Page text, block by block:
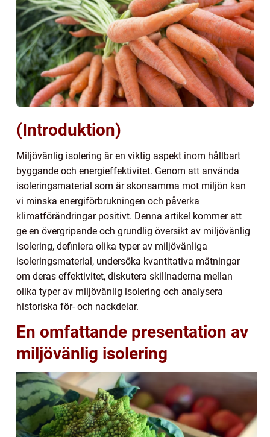
(Introduktion)
Miljövänlig isolering är en viktig aspekt inom hållbart
byggande och energieffektivitet. Genom att använda
isoleringsmaterial som är skonsamma mot miljön kan
vi minska energiförbrukningen och påverka
klimatförändringar positivt. Denna artikel kommer att
ge en övergripande och grundlig översikt av miljövänlig
isolering, definiera olika typer av miljövänliga
isoleringsmaterial, undersöka kvantitativa mätningar
om deras effektivitet, diskutera skillnaderna mellan
olika typer av miljövänlig isolering och analysera
historiska för- och nackdelar.
En omfattande presentation av
miljövänlig isolering